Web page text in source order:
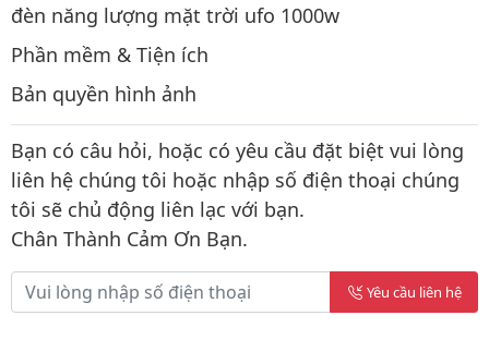
đèn năng lượng mặt trời ufo 1000w
Phần mềm & Tiện ích
Bản quyền hình ảnh
Bạn có câu hỏi, hoặc có yêu cầu đặt biệt vui lòng
liên hệ chúng tôi hoặc nhập số điện thoại chúng
tôi sẽ chủ động liên lạc với bạn.
Chân Thành Cảm Ơn Bạn.
Yêu cầu liên hệ